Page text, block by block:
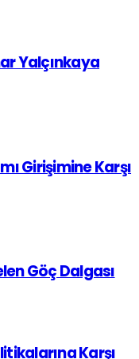
Yalçınkaya
Girişimine Karşı
Göç Dalgası
Karşı